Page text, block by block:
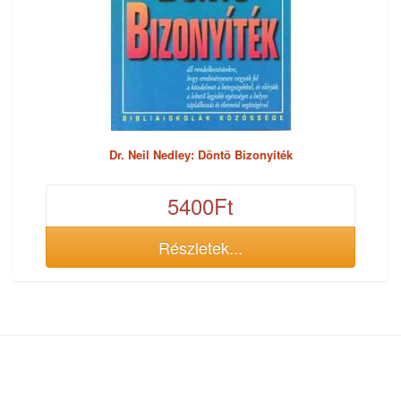
Dr. Neil Nedley: Döntõ Bizonyíték
5400Ft
Részletek...